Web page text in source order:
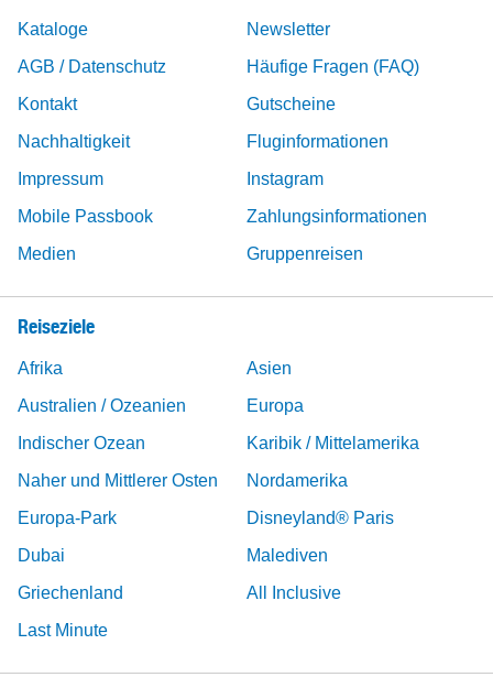
Kataloge
Newsletter
AGB / Datenschutz
Häufige Fragen (FAQ)
Kontakt
Gutscheine
Nachhaltigkeit
Fluginformationen
Impressum
Instagram
Mobile Passbook
Zahlungsinformationen
Medien
Gruppenreisen
Reiseziele
Afrika
Asien
Australien / Ozeanien
Europa
Indischer Ozean
Karibik / Mittelamerika
Naher und Mittlerer Osten
Nordamerika
Europa-Park
Disneyland® Paris
Dubai
Malediven
Griechenland
All Inclusive
Last Minute